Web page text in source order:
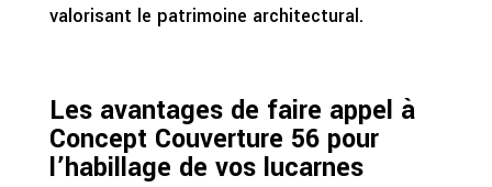
valorisant le patrimoine architectural.
Les avantages de faire appel à
Concept Couverture 56 pour
l’habillage de vos lucarnes